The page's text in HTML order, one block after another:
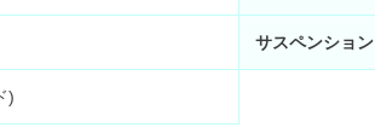
サスペンション
)